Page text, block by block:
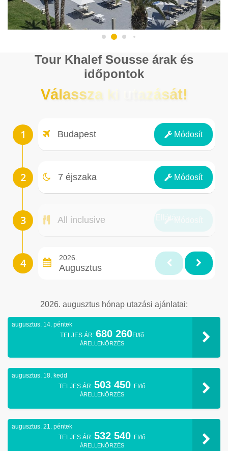
Tour Khalef Sousse árak és
időpontok
Válassza ki utazását!
Budapest Módosít
Repülőtér
7 éjszaka Módosít
Éjszakák
All inclusive
2026.
Augusztus
2026. augusztus hónap utazási ajánlatai:
augusztus. 14. péntek
TELJES ÁR: 680 260Ft/fő
ÁRELLENŐRZÉS
augusztus. 18. kedd
TELJES ÁR: 503 450 Ft/fő
ÁRELLENŐRZÉS
augusztus. 21. péntek
TELJES ÁR: 532 540 Ft/fő
ÁRELLENŐRZÉS